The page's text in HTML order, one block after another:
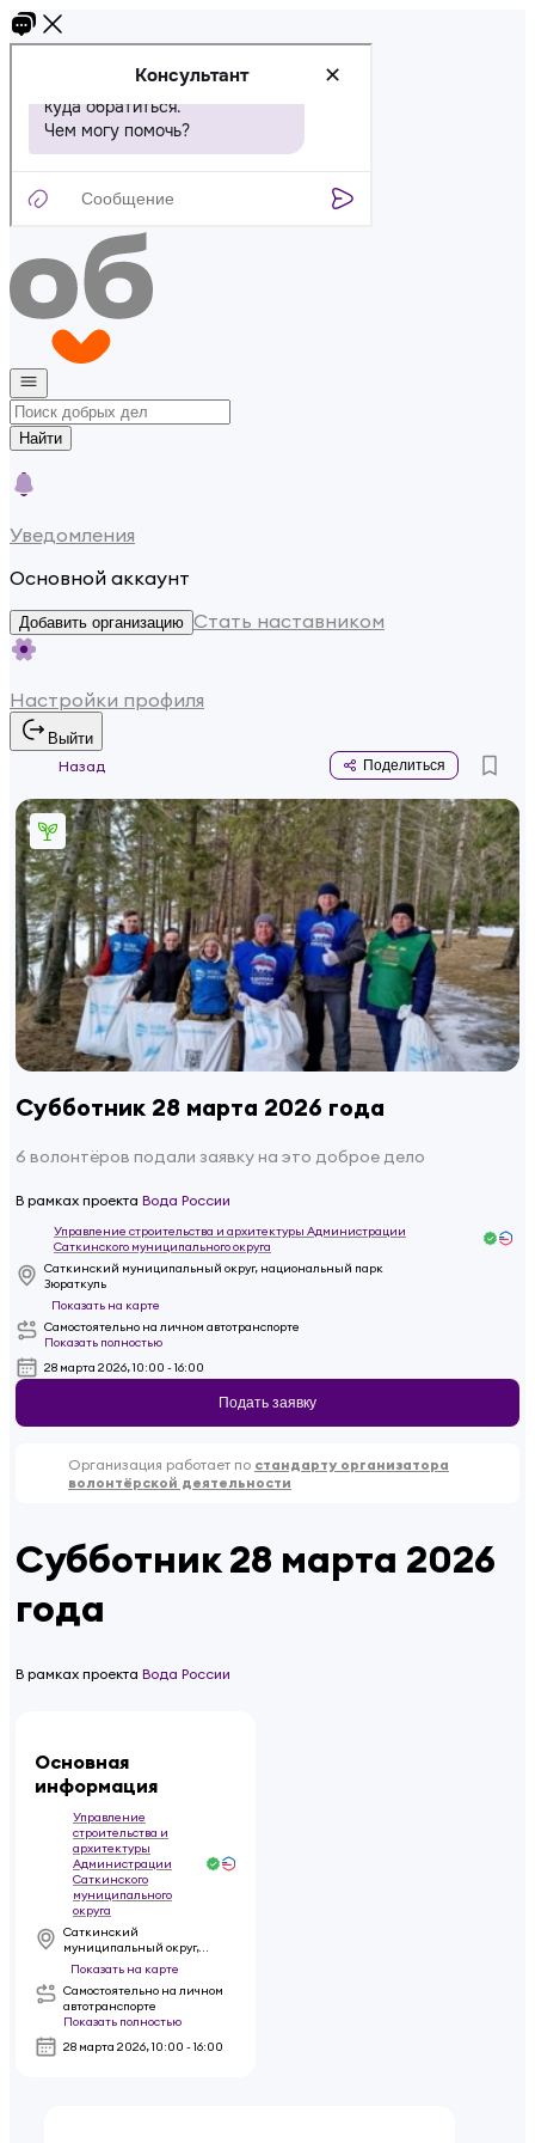
Найти
Уведомления
Основной аккаунт
Добавить организацию Стать наставником
Настройки профиля
Выйти
Назад
Поделиться
Субботник 28 марта 2026 года
6 волонтёров подали заявку на это доброе дело
В рамках проекта Вода России
Управление строительства и архитектуры Администрации
Саткинского муниципального округа
Саткинский муниципальный округ, национальный парк
Зюраткуль
Показать на карте
Самостоятельно на личном автотранспорте
Показать полностью
28 марта 2026, 10:00 - 16:00
Подать заявку
Организация работает по стандарту организатора
волонтёрской деятельности
Субботник 28 марта 2026
года
В рамках проекта Вода России
Основная
информация
Управление
строительства и
архитектуры
Администрации
Саткинского
муниципального
округа
Саткинский
муниципальный округ,
национальный парк
Зюраткуль
Показать на карте
Самостоятельно на личном
автотранспорте
Показать полностью
28 марта 2026,10:00 - 16:00